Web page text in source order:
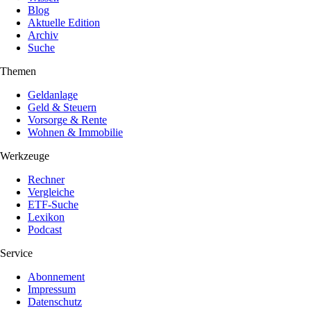
Blog
Aktuelle Edition
Archiv
Suche
Themen
Geldanlage
Geld & Steuern
Vorsorge & Rente
Wohnen & Immobilie
Werkzeuge
Rechner
Vergleiche
ETF-Suche
Lexikon
Podcast
Service
Abonnement
Impressum
Datenschutz